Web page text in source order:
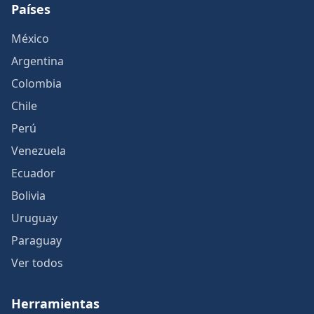
Países
México
Argentina
Colombia
Chile
Perú
Venezuela
Ecuador
Bolivia
Uruguay
Paraguay
Ver todos
Herramientas